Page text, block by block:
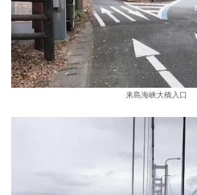
来島海峡大橋入口